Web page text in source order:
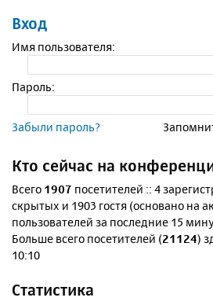
Вход
Имя пользователя:
Пароль:
Забыли пароль?
Кто сейчас на
Всего 1907 посетителей :: 4
скрытых и 1903 гостя (основано на
пользователей за последние 15
Больше всего посетителей (21124)
10:10
Статистика